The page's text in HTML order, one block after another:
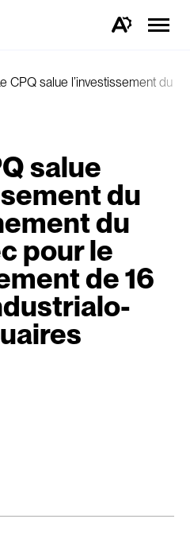
Ouvrez
d'accessibilité.
la
CPQ salue l’investissement du
salue
du
du
pour le
de 16